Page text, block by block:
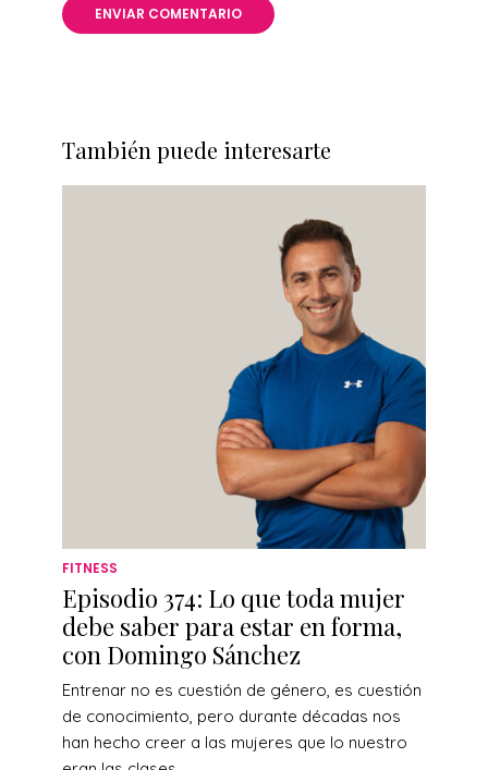
También puede interesarte
FITNESS
Episodio 374: Lo que toda mujer
debe saber para estar en forma,
con Domingo Sánchez
Entrenar no es cuestión de género, es cuestión
de conocimiento, pero durante décadas nos
han hecho creer a las mujeres que lo nuestro